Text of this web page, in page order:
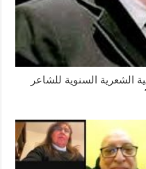
الشعرية السنوية للشاعر